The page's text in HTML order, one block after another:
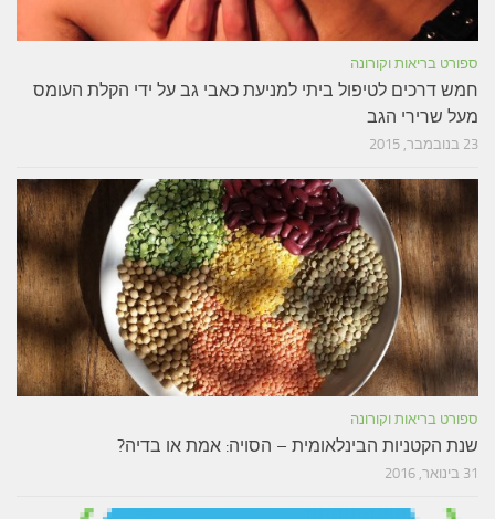
ספורט בריאות וקורונה
חמש דרכים לטיפול ביתי למניעת כאבי גב על ידי הקלת העומס
מעל שרירי הגב
23 בנובמבר, 2015
ספורט בריאות וקורונה
שנת הקטניות הבינלאומית – הסויה: אמת או בדיה?
31 בינואר, 2016